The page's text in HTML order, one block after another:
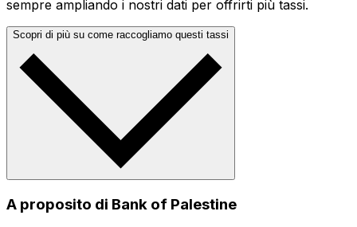
sempre ampliando i nostri dati per offrirti più tassi.
Scopri di più su come raccogliamo questi tassi
A proposito di Bank of Palestine